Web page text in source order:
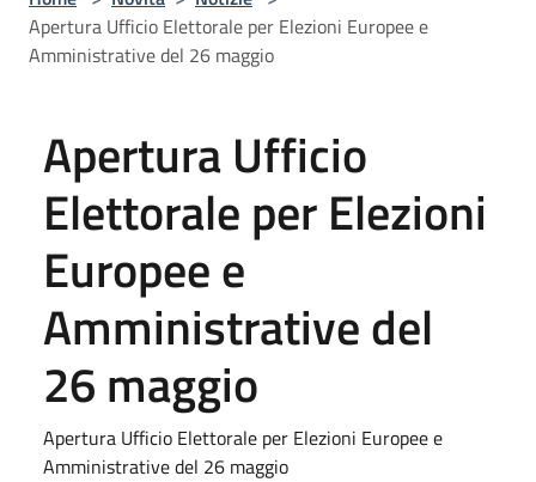
Apertura Ufficio Elettorale per Elezioni Europee e
Amministrative del 26 maggio
Apertura Ufficio
Elettorale per Elezioni
Europee e
Amministrative del
26 maggio
Apertura Ufficio Elettorale per Elezioni Europee e
Amministrative del 26 maggio